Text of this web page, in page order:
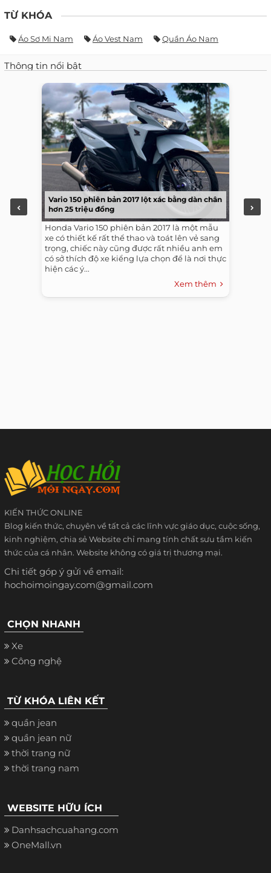
TỪ KHÓA
Áo Sơ Mi Nam Áo Vest Nam Quần Áo Nam
Thông tin nổi bật
Vario 150 phiên bản 2017 lột xác bằng dàn chân
hơn 25 triệu đồng
Honda Vario 150 phiên bản 2017 là một mẫu
xe có thiết kế rất thể thao và toát lên vẻ sang
trọng, chiếc này cũng được rất nhiều anh em
có sở thích độ xe kiểng lựa chọn để là nơi thực
hiện các ý...
Xem thêm
KIẾN THỨC ONLINE
Blog kiến thức, chuyên về tất cả các lĩnh vực giáo dục, cuộc sống,
kinh nghiệm, chia sẻ Website chỉ mang tính chất sưu tầm kiến
thức của cá nhân. Website không có giá trị thương mại.
Chi tiết góp ý gửi về email:
hochoimoingay.com@gmail.com
CHỌN NHANH
Xe
Công nghệ
TỪ KHÓA LIÊN KẾT
quần jean
quần jean nữ
thời trang nữ
thời trang nam
WEBSITE HỮU ÍCH
Danhsachcuahang.com
OneMall.vn